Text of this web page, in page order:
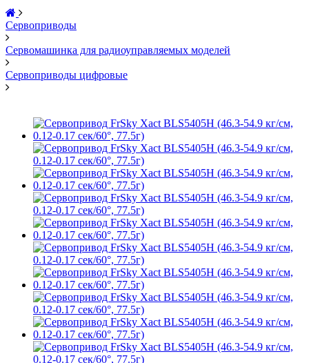
Сервоприводы
Сервомашинка для радиоуправляемых моделей
Сервоприводы цифровые